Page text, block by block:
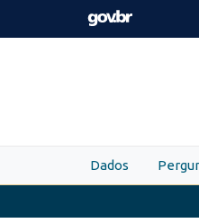
Skip to main content
Dados